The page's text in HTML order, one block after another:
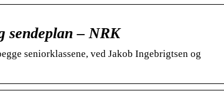
sendeplan – NRK
seniorklassene, ved Jakob Ingebrigtsen og